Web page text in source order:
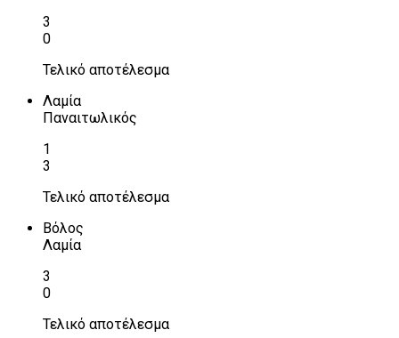
3
0
Τελικό αποτέλεσμα
Λαμία
Παναιτωλικός
1
3
Τελικό αποτέλεσμα
Βόλος
Λαμία
3
0
Τελικό αποτέλεσμα